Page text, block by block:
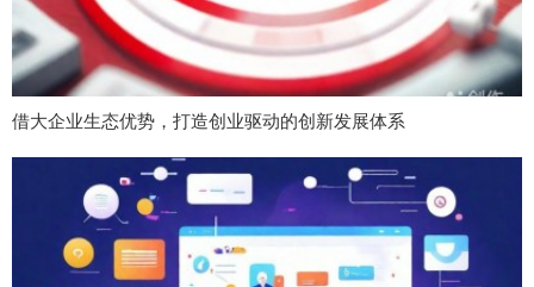
借大企业生态优势，打造创业驱动的创新发展体系